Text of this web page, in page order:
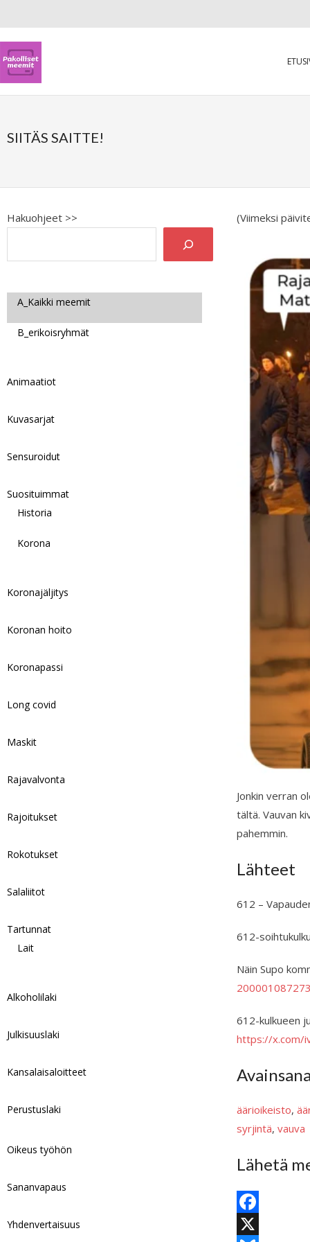
SIITÄS SAITTE!
(Viimeksi
Jonkin verran
tältä. Vauvan
pahemmin.
Lähteet
612 –
612-
Näin Supo
612-kulkueen
https://x.com/
äärioikeisto,
syrjintä, vauva
Lähetä
F
Hakuohjeet >>
A_Kaikki meemit
B_erikoisryhmät
Animaatiot
Kuvasarjat
Sensuroidut
Suosituimmat
Historia
Korona
Koronajäljitys
Koronan hoito
Koronapassi
Long covid
Maskit
Rajavalvonta
Rajoitukset
Rokotukset
Salaliitot
Tartunnat
Lait
Alkoholilaki
Julkisuuslaki
Kansalaisaloitteet
Perustuslaki
Oikeus työhön
Sananvapaus
Yhdenvertaisuus